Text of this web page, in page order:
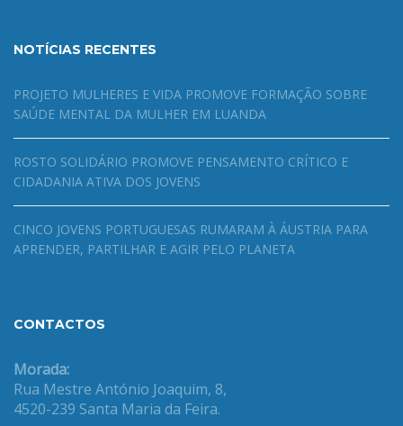
NOTÍCIAS RECENTES
PROJETO MULHERES E VIDA PROMOVE FORMAÇÃO SOBRE
SAÚDE MENTAL DA MULHER EM LUANDA
ROSTO SOLIDÁRIO PROMOVE PENSAMENTO CRÍTICO E
CIDADANIA ATIVA DOS JOVENS
CINCO JOVENS PORTUGUESAS RUMARAM À ÁUSTRIA PARA
APRENDER, PARTILHAR E AGIR PELO PLANETA
CONTACTOS
Morada:
Rua Mestre António Joaquim, 8,
4520-239 Santa Maria da Feira.